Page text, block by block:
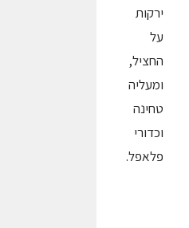
ירקות
על
החציל,
ומעליה
טחינה
וכדורי
פלאפל.